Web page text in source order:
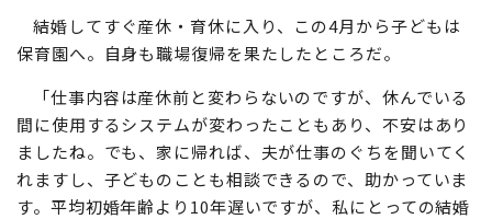
結婚してすぐ産休・育休に入り、この4月から子どもは
保育園へ。自身も職場復帰を果たしたところだ。
「仕事内容は産休前と変わらないのですが、休んでいる
間に使用するシステムが変わったこともあり、不安はあり
ましたね。でも、家に帰れば、夫が仕事のぐちを聞いてく
れますし、子どものことも相談できるので、助かっていま
す。平均初婚年齢より10年遅いですが、私にとっての結婚